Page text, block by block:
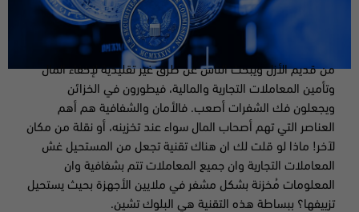
من قديم الأزل ويبحث الناس عن طرق غير تقليدية لإخفاء المال
وتأمين المعاملات التجارية والمالية، فيطورون في الخزائن
ويجعلون فك الشفرات أصعب. فالأمان والشفافية هم أهم
العناصر التي تهم أصحاب المال سواء عند تخزينه، أو نقلة من مكان
لآخر! ماذا لو قلت لك ان هناك تقنية تجعل من المستحيل غش
المعاملات التجارية وان جميع المعاملات تتم بشفافية وان
المعلومات مُخزنة بشكل مشفر في ملايين الأجهزة بحيث يستحيل
تزييفها؟ ببساطة هذه التقنية هي البلوك تشين.